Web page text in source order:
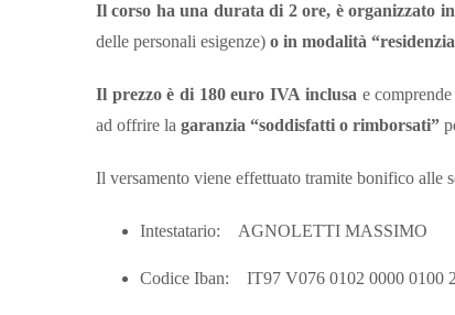
Il corso ha una durata di 2 ore, è organizzato
delle personali esigenze) o in modalità
Il prezzo è di 180 euro IVA inclusae
ad offrire la garanzia “soddisfatti o rimborsati”
Il versamento viene effettuato tramite bonifico alle
Intestatario: AGNOLETTI MASSIMO
Codice Iban: IT97 V076 0102 0000 0100